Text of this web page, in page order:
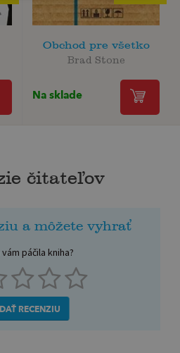
Obchod pre všetko
Brad Stone
Na sklade
čitateľov
a môžete vyhrať
páčila kniha?
RECENZIU